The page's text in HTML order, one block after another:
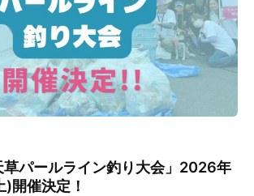
草パールライン釣り大会」2026年
開催決定！